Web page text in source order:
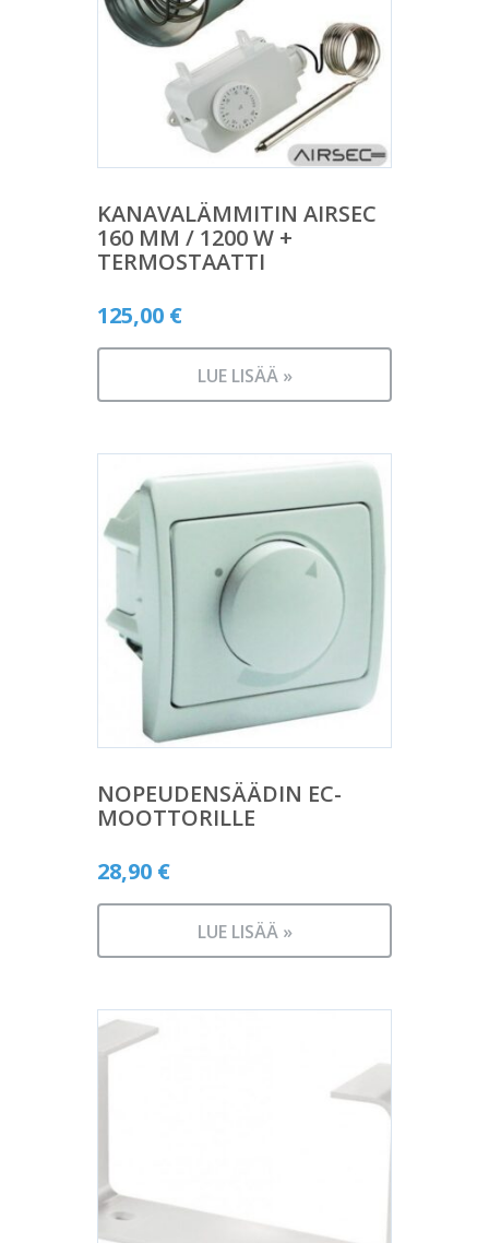
KANAVALÄMMITIN AIRSEC
160 MM / 1200 W +
TERMOSTAATTI
125,00 €
LUE LISÄÄ »
NOPEUDENSÄÄDIN EC-
MOOTTORILLE
28,90 €
LUE LISÄÄ »